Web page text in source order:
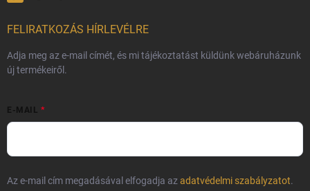
FELIRATKOZÁS HÍRLEVÉLRE
Adja meg az e-mail címét, és mi tájékoztatást küldünk webáruházunk
új termékeiről.
E-MAIL
Az e-mail cím megadásával elfogadja azadatvédelmi szabályzatot.